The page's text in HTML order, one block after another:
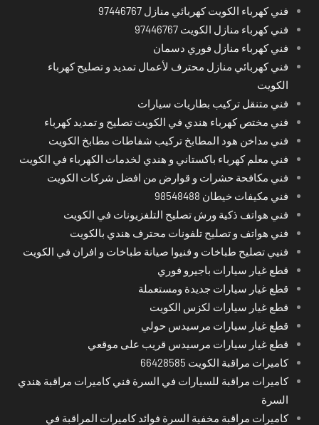
فني كهرباء الكويت كهربائي منازل 97446767
فني كهرباء منازل الكويت 97446767
فني كهرباء منازل فوري دسمان
فني كهربائي منازل محترف لأعمال تمديد و تصليح كهرباء
الكويت
فني متنقل تركيب بطاريات سيارات
فني مختص كهرباء هندي في الكويت تصليح و تمديد كهرباء
فني مداخن هود المطابخ تركيب شفاطات مطابخ الكويت
فني معلم كهرباء باكستاني و هندي لخدمات الكهرباء في الكويت
فني مكافحة حشرات و قوارض من افضل شركات الكويت
فني مكيفات خيطان 98548488
فني هواتف ذكية ورش تصليح التلفزيونات في الكويت
فني هواتف و تصليح تلفونات محترف هندي بالكويت
فنيي تصليح طباخات و فنيوا صيانة طباخات و افران في الكويت
قطع غيار سيارات باجيرو فوري
قطع غيار سيارات جديدة ومستعملة
قطع غيار سيارات لكزس الكويت
قطع غيار سيارات مرسيدس حولي
قطع غيار سيارات مرسيدس قريب على موقعي
كاميرات مراقبة الكويت 66428585
كاميرات مراقبة للسيارات في السرة فني كاميرات مراقبة هندي
السرة
كاميرات مراقبة مخفية السرة فوائد كاميرات المراقبة في